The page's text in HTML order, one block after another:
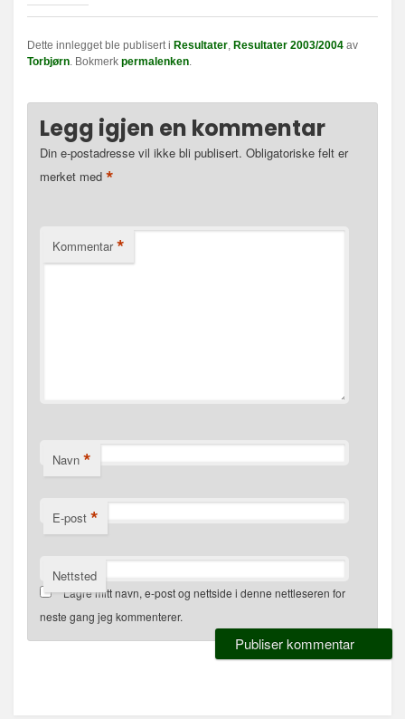
Dette innlegget ble publisert i Resultater Resultater 2003/2004 av
Torbjørn . Bokmerk permalenken
Legg igjen en kommentar
Din e-postadresse vil ikke bli publisert. Obligatoriske felt er
merket med *
Kommentar *
Navn *
E-post *
Nettsted
Lagre mitt navn, e-post og nettside i denne nettleseren for
neste gang jeg kommenterer.
Alternative: